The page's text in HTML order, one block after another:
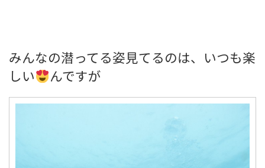
みんなの潜ってる姿見てるのは、いつも楽
しい
んですが